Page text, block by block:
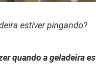
estiver pingando?
quando a geladeira